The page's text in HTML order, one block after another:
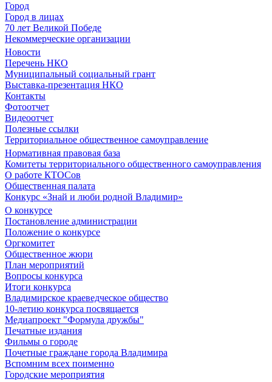
Город
Город в лицах
70 лет Великой Победе
Некоммерческие организации
Новости
Перечень НКО
Муниципальный социальный грант
Выставка-презентация НКО
Контакты
Фотоотчет
Видеоотчет
Полезные ссылки
Территориальное общественное самоуправление
Нормативная правовая база
Комитеты территориального общественного самоуправления
О работе КТОСов
Общественная палата
Конкурс «Знай и люби родной Владимир»
О конкурсе
Постановление администрации
Положение о конкурсе
Оргкомитет
Общественное жюри
План мероприятий
Вопросы конкурса
Итоги конкурса
Владимирское краеведческое общество
10-летию конкурса посвящается
Медиапроект "Формула дружбы"
Печатные издания
Фильмы о городе
Почетные граждане города Владимира
Вспомним всех поименно
Городские мероприятия